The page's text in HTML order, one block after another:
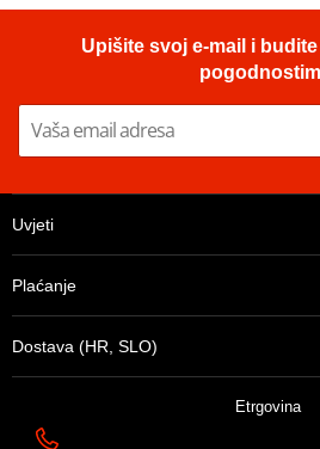
Upišite svoj e-mail i
Uvjeti
Plaćanje
Dostava (HR, SLO)
Etrgovina